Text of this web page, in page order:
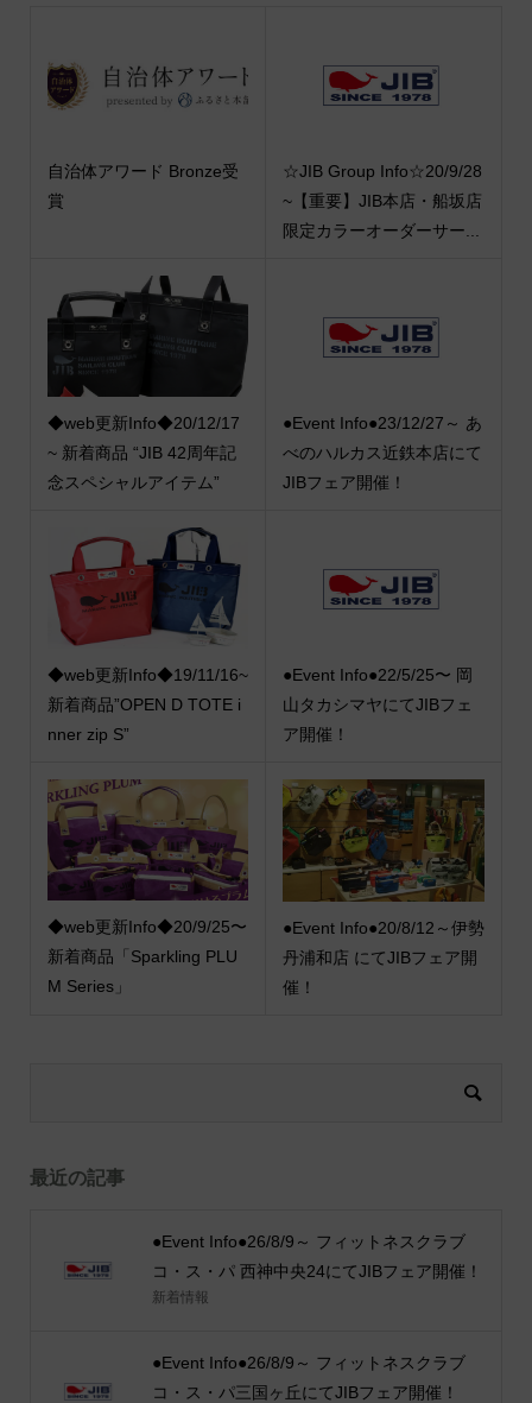
自治体アワード Bronze受
賞
☆JIB Group Info☆20/9/28
~【重要】JIB本店・船坂店
限定カラーオーダーサー...
◆web更新Info◆20/12/17
~ 新着商品 “JIB 42周年記
念スペシャルアイテム”
●Event Info●23/12/27～ あ
べのハルカス近鉄本店にて
JIBフェア開催！
◆web更新Info◆19/11/16~
新着商品”OPEN D TOTE i
nner zip S”
●Event Info●22/5/25〜 岡
山タカシマヤにてJIBフェ
ア開催！
◆web更新Info◆20/9/25〜
新着商品「Sparkling PLU
M Series」
●Event Info●20/8/12～伊勢
丹浦和店 にてJIBフェア開
催！
最近の記事
●Event Info●26/8/9～ フィットネスクラブ
コ・ス・パ 西神中央24にてJIBフェア開催！
新着情報
●Event Info●26/8/9～ フィットネスクラブ
コ・ス・パ三国ヶ丘にてJIBフェア開催！